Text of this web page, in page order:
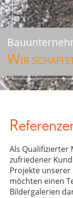
WIR
Als Qualifizierter
zufriedener
Projekte
möchten einen
Bildergalerien